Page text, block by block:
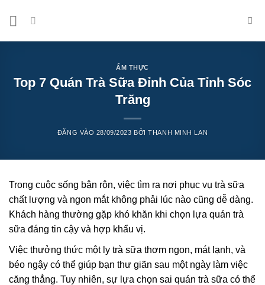
ẨM THỰC
Top 7 Quán Trà Sữa Đỉnh Của Tỉnh Sóc
Trăng
ĐĂNG VÀO 28/09/2023 BỞITHANH MINH LAN
Trong cuộc sống bận rộn, việc tìm ra nơi phục vụ trà sữa
chất lượng và ngon mắt không phải lúc nào cũng dễ dàng.
Khách hàng thường gặp khó khăn khi chọn lựa quán trà
sữa đáng tin cậy và hợp khẩu vị.
Việc thưởng thức một ly trà sữa thơm ngon, mát lạnh, và
béo ngậy có thể giúp bạn thư giãn sau một ngày làm việc
căng thẳng. Tuy nhiên, sự lựa chọn sai quán trà sữa có thể